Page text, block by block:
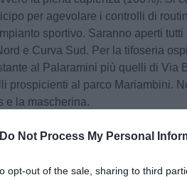
Do Not Process My Personal
opt-out of the sale, sharing to third
per agevolare i controlli di
sportivo. Saranno aperti tutti
e Curva Sud. Per la tifoseria
al Palaramini più quelli di Via
prospicienti al parco Mariambini.
e la mascherina.
sportivi dalla zona stadio,
rallentamenti lungo Via
strada Tosco Romagnola (statale